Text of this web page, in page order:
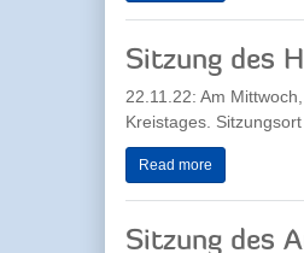
Sitzung des
22.11.22: Am
Kreistages.
Read more
Sitzung des